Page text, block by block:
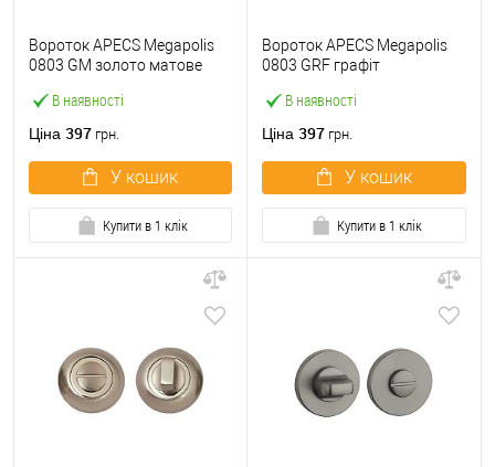
В наявності
Вороток APECS Megapolis
0803 GM золото матове
Ціна 397 грн.
У кошик
Купити в 1 клік
В наявності
Вороток APECS Megapolis
0803 GRF графіт
Ціна 397 грн.
У кошик
Купити в 1 клік